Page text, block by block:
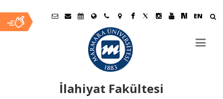
EN
İlahiyat Fakültesi